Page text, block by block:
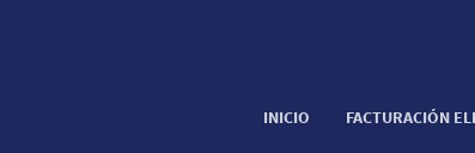
INICIO FACTURACIÓN